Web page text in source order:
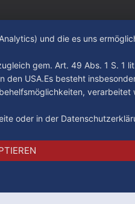
AGB
und die es uns
gem. Art. 49 Abs. 1 S. 1
USA.Es besteht
verarbeitet
oder in der